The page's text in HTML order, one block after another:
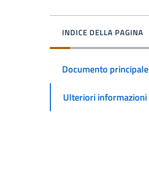
INDICE DELLA PAGINA
Documento principale
Ulteriori informazioni